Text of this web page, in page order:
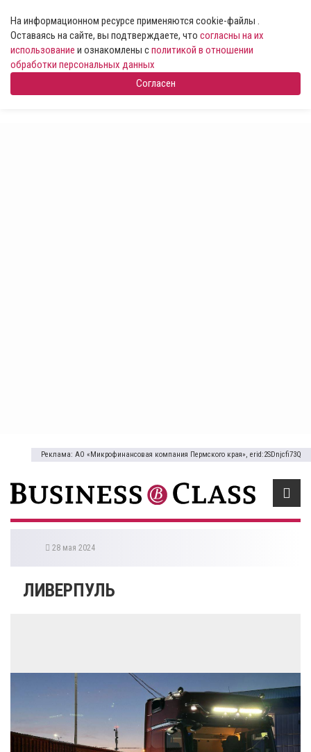
На информационном ресурсе применяются cookie-файлы .
Оставаясь на сайте, вы подтверждаете, что согласны на их
использование и ознакомлены сполитикой в отношении
обработки персональных данных
Согласен
Реклама: АО «Микрофинансовая компания Пермского края», erid:2SDnjcfi73Q
28 мая 2024
ЛИВЕРПУЛЬ